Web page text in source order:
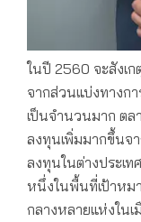
ในปี 2560 จะสังเ
จากส่วนแบ่งทางก
เป็นจำนวนมาก ตล
ลงทุนเพิ่มมากขึ้นจ
ลงทุนในต่างประเท
หนึ่งในพื้นที่เป้าหม
กลางหลายแห่งใน